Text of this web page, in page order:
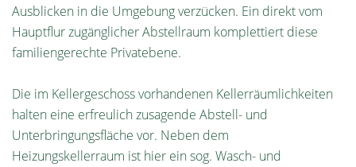
Ausblicken in die Umgebung verzücken. Ein direkt vom
Hauptflur zugänglicher Abstellraum komplettiert diese
familiengerechte Privatebene.
Die im Kellergeschoss vorhandenen Kellerräumlichkeiten
halten eine erfreulich zusagende Abstell- und
Unterbringungsfläche vor. Neben dem
Heizungskellerraum ist hier ein sog. Wasch- und